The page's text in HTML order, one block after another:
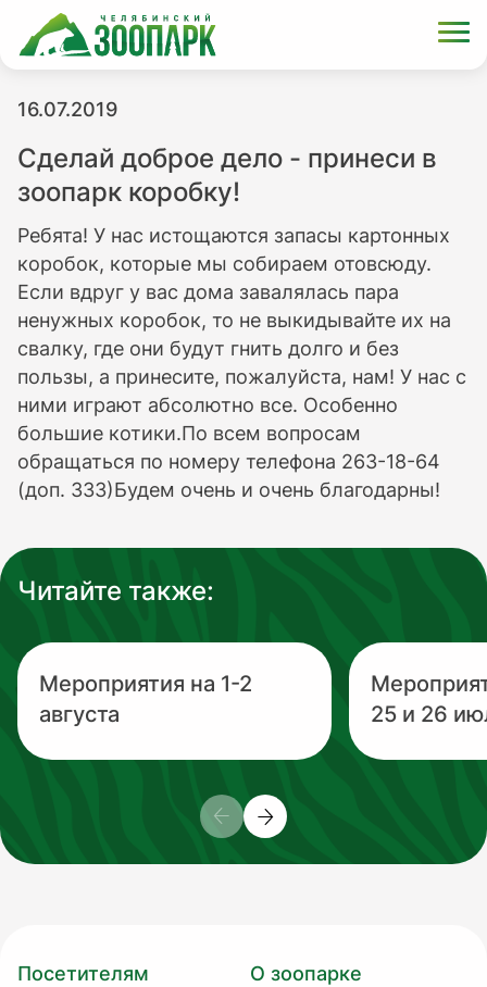
16.07.2019
Сделай доброе дело - принеси в
зоопарк коробку!
Ребята! У нас истощаются запасы картонных
коробок, которые мы собираем отовсюду.
Если вдруг у вас дома завалялась пара
ненужных коробок, то не выкидывайте их на
свалку, где они будут гнить долго и без
пользы, а принесите, пожалуйста, нам! У нас с
ними играют абсолютно все. Особенно
большие котики.По всем вопросам
обращаться по номеру телефона 263-18-64
(доп. 333)Будем очень и очень благодарны!
Читайте также:
Мероприятия на 1-2
августа
25 и 26
Посетителям О зоопарке